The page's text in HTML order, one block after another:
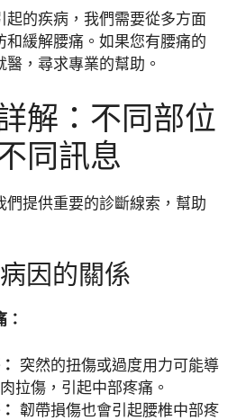
起的疾病，我們需要從多方面
和緩解腰痛。如果您有腰痛的
醫，尋求專業的幫助。
解：不同部位
同訊息
們提供重要的診斷線索，幫助
因的關係
突然的扭傷或過度用力可能導
拉傷，引起中部疼痛。
韌帶損傷也會引起腰椎中部疼